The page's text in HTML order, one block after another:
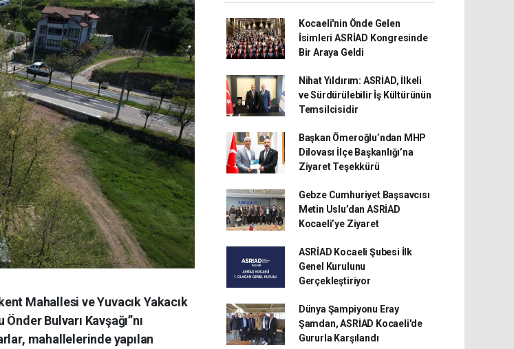
Mahallesi ve Yuvacık Yakacık
Bulvarı Kavşağı”nı
mahallelerinde yapılan
Kocaeli'nin Önde Gelen
İsimleri ASRİAD Kongresinde
Bir Araya Geldi
Nihat Yıldırım: ASRİAD, İlkeli
ve Sürdürülebilir İş Kültürünün
Temsilcisidir
Başkan Ömeroğlu’ndan MHP
Dilovası İlçe Başkanlığı’na
Ziyaret Teşekkürü
Gebze Cumhuriyet Başsavcısı
Metin Uslu’dan ASRİAD
Kocaeli’ye Ziyaret
ASRİAD Kocaeli Şubesi İlk
Genel Kurulunu
Gerçekleştiriyor
Dünya Şampiyonu Eray
Şamdan, ASRİAD Kocaeli'de
Gururla Karşılandı